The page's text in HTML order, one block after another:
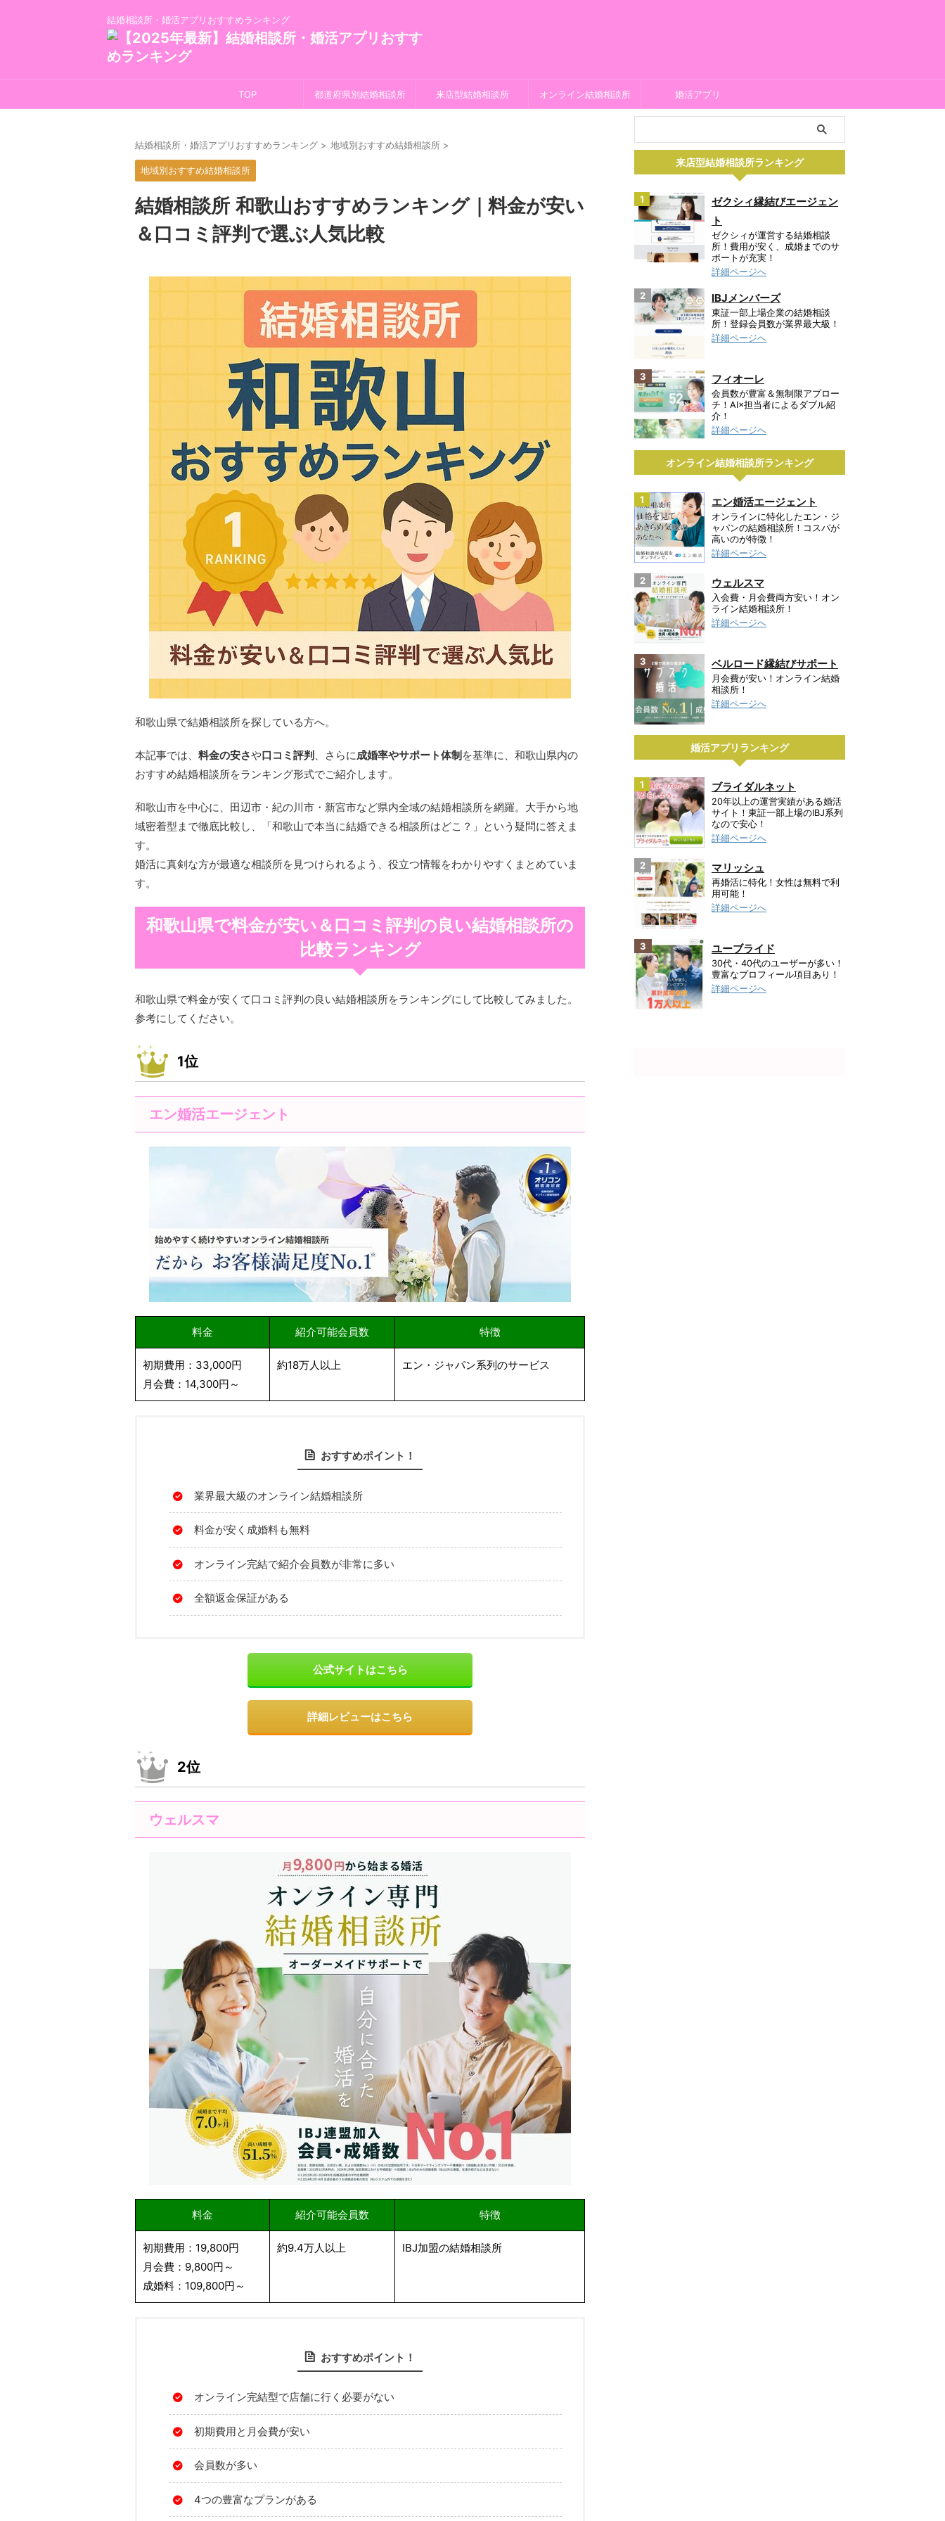
結婚相談所・婚活アプリおすすめランキング
TOP 都道府県別結婚相談所 来店型結婚相談所 オンライン結婚相談所 婚活アプリ
結婚相談所・婚活アプリおすすめランキング > 地域別おすすめ結婚相談所 >
地域別おすすめ結婚相談所
結婚相談所 和歌山おすすめランキング｜料金が安い
＆口コミ評判で選ぶ人気比較
和歌山県で結婚相談所を探している方へ。
本記事では、 料金の安さや口コミ評判、さらに成婚率やサポート体制を基準に、和歌山県内の
おすすめ結婚相談所をランキング形式でご紹介します。
和歌山市を中心に、田辺市・紀の川市・新宮市など県内全域の結婚相談所を網羅。大手から地
域密着型まで徹底比較し、「和歌山で本当に結婚できる相談所はどこ？」という疑問に答えま
す。
婚活に真剣な方が最適な相談所を見つけられるよう、役立つ情報をわかりやすくまとめていま
す。
和歌山県で料金が安い＆口コミ評判の良い結婚相談所の
比較ランキング
和歌山県で料金が安くて口コミ評判の良い結婚相談所をランキングにして比較してみました。
参考にしてください。
1位
エン婚活エージェント
料金 紹介可能会員数 特徴
初期費用：33,000円
月会費：14,300円～
約18万人以上 エン・ジャパン系列のサービス
おすすめポイント！
業界最大級のオンライン結婚相談所
料金が安く成婚料も無料
オンライン完結で紹介会員数が非常に多い
全額返金保証がある
公式サイトはこちら
詳細レビューはこちら
2位
ウェルスマ
料金 紹介可能会員数 特徴
初期費用：19,800円
月会費：9,800円～
成婚料：109,800円～
約9.4万人以上 IBJ加盟の結婚相談所
おすすめポイント！
オンライン完結型で店舗に行く必要がない
初期費用と月会費が安い
会員数が多い
4つの豊富なプランがある
来店型結婚相談所ランキング
1
ゼクシィ縁結びエージェン
ト
ゼクシィが運営する結婚相談
所！費用が安く、成婚までのサ
ポートが充実！
詳細ページへ
2 IBJメンバーズ
東証一部上場企業の結婚相談
所！登録会員数が業界最大級！
詳細ページへ
3 フィオーレ
会員数が豊富＆無制限アプロー
チ！AI×担当者によるダブル紹
介！
詳細ページへ
オンライン結婚相談所ランキング
1 エン婚活エージェント
オンラインに特化したエン・ジ
ャパンの結婚相談所！コスパが
高いのが特徴！
詳細ページへ
2 ウェルスマ
入会費・月会費両方安い！オン
ライン結婚相談所！
詳細ページへ
3 ベルロード縁結びサポート
月会費が安い！オンライン結婚
相談所！
詳細ページへ
婚活アプリランキング
1 ブライダルネット
20年以上の運営実績がある婚活
サイト！東証一部上場のIBJ系列
なので安心！
詳細ページへ
2 マリッシュ
再婚活に特化！女性は無料で利
用可能！
詳細ページへ
3 ユーブライド
30代・40代のユーザーが多い！
豊富なプロフィール項目あり！
詳細ページへ